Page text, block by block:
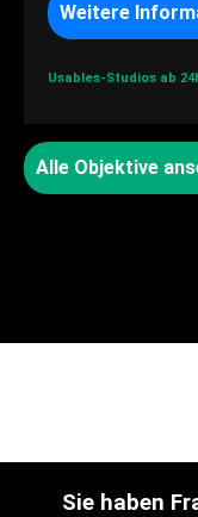
Weitere
Usables-Studios ab
Alle Objektive
Sie haben